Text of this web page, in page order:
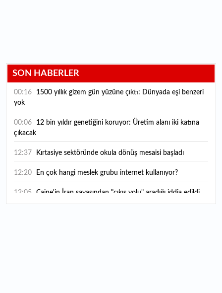
SON HABERLER
00:16
yok
00:06
çıkacak
12:37 Kırtasiye sektöründe okula dönüş mesaisi başladı
12:20 En çok hangi meslek grubu internet kullanıyor?
12:05 Caine'in İran savaşından "çıkış yolu" aradığı iddia edildi